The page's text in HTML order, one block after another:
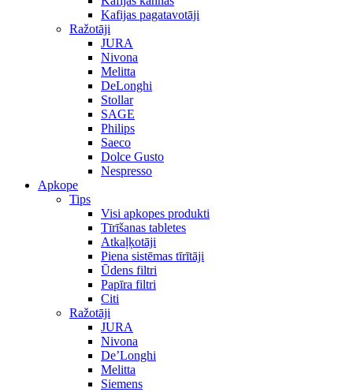
Kafijas pagatavotāji
Ražotāji
JURA
Nivona
Melitta
DeLonghi
Stollar
SAGE
Philips
Saeco
Dolce Gusto
Nespresso
Apkope
Tips
Visi apkopes produkti
Tīrīšanas tabletes
Atkaļķotāji
Piena sistēmas tīrītāji
Ūdens filtri
Papīra filtri
Citi
Ražotāji
JURA
Nivona
De’Longhi
Melitta
Siemens